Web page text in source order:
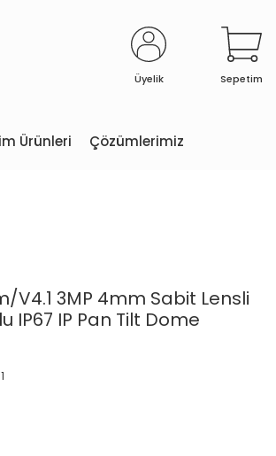
Üyelik Sepetim
Ürünleri Çözümlerimiz
3MP 4mm Sabit Lensli
IP67 IP Pan Tilt Dome